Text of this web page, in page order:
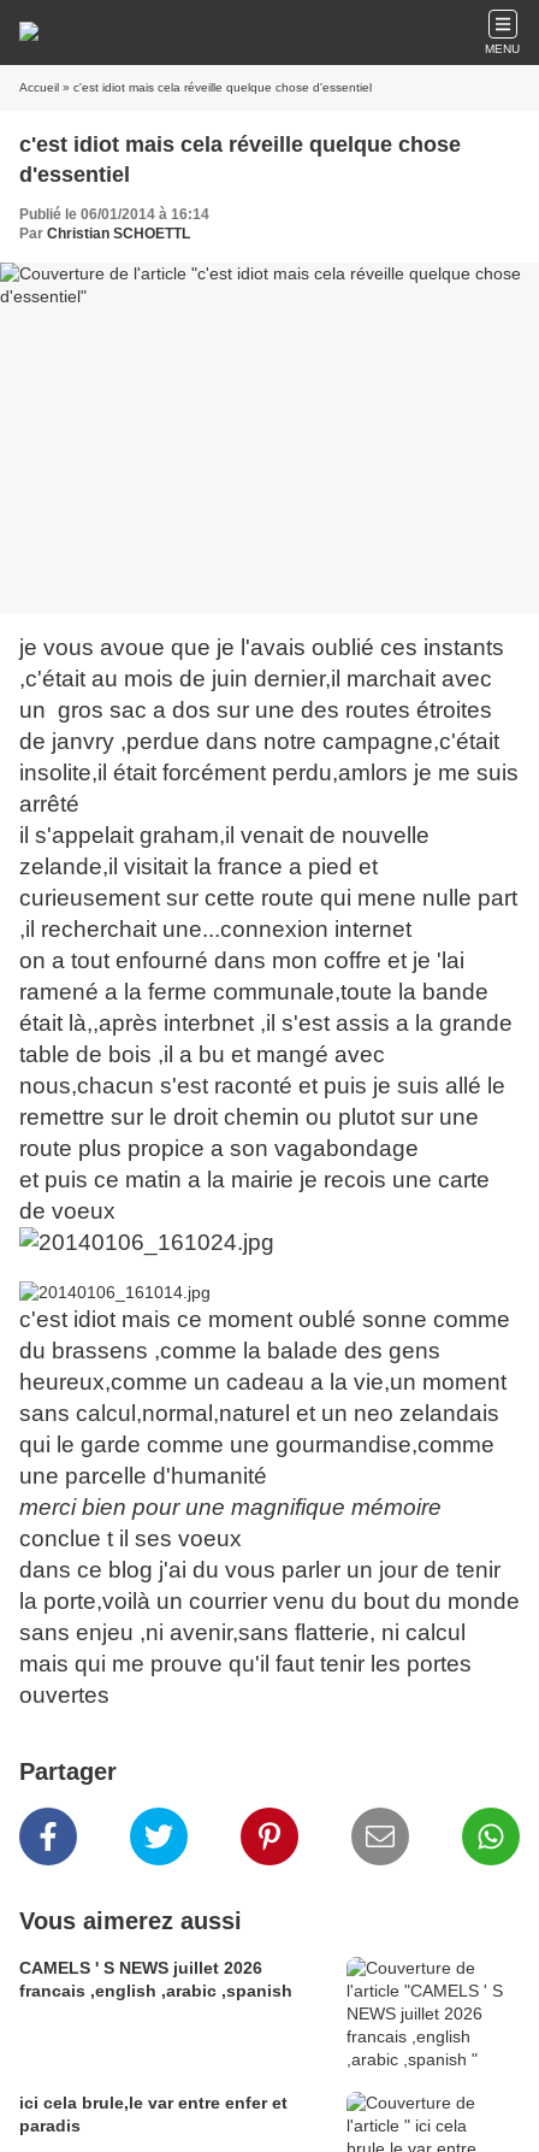
MENU
Accueil » c'est idiot mais cela réveille quelque chose d'essentiel
c'est idiot mais cela réveille quelque chose
d'essentiel
Publié le 06/01/2014 à 16:14
Par Christian SCHOETTL
je vous avoue que je l'avais oublié ces instants
,c'était au mois de juin dernier,il marchait avec
un gros sac a dos sur une des routes étroites
de janvry ,perdue dans notre campagne,c'était
insolite,il était forcément perdu,amlors je me suis
arrêté
il s'appelait graham,il venait de nouvelle
zelande,il visitait la france a pied et
curieusement sur cette route qui mene nulle part
,il recherchait une...connexion internet
on a tout enfourné dans mon coffre et je 'lai
ramené a la ferme communale,toute la bande
était là,,après interbnet ,il s'est assis a la grande
table de bois ,il a bu et mangé avec
nous,chacun s'est raconté et puis je suis allé le
remettre sur le droit chemin ou plutot sur une
route plus propice a son vagabondage
et puis ce matin a la mairie je recois une carte
de voeux
c'est idiot mais ce moment oublé sonne comme
du brassens ,comme la balade des gens
heureux,comme un cadeau a la vie,un moment
sans calcul,normal,naturel et un neo zelandais
qui le garde comme une gourmandise,comme
une parcelle d'humanité
merci bien pour une magnifique mémoire
conclue t il ses voeux
dans ce blog j'ai du vous parler un jour de tenir
la porte,voilà un courrier venu du bout du monde
sans enjeu ,ni avenir,sans flatterie, ni calcul
mais qui me prouve qu'il faut tenir les portes
ouvertes
Partager
Vous aimerez aussi
CAMELS ' S NEWS juillet 2026
francais ,english ,arabic ,spanish
ici cela brule,le var entre enfer et
paradis